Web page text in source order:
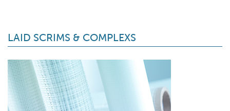
LAID SCRIMS & COMPLEXS